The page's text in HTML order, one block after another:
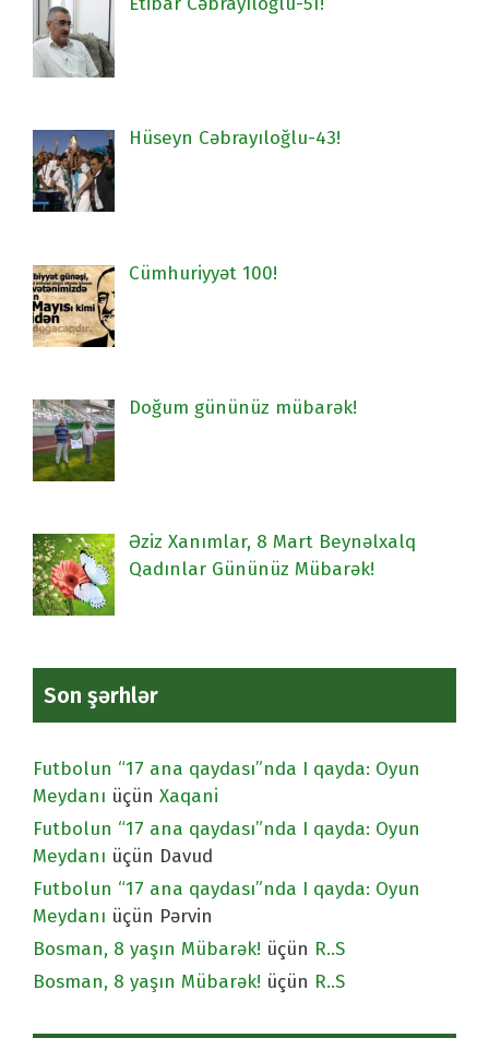
Hüseyn Cəbrayıloğlu-43!
Cümhuriyyət 100!
Doğum gününüz mübarək!
Əziz Xanımlar, 8 Mart Beynəlxalq
Qadınlar Gününüz Mübarək!
Son şərhlər
Futbolun “17 ana qaydası”nda I qayda: Oyun
Meydanı üçün Xaqani
Futbolun “17 ana qaydası”nda I qayda: Oyun
Meydanı üçün Davud
Futbolun “17 ana qaydası”nda I qayda: Oyun
Meydanı üçün Pərvin
Bosman, 8 yaşın Mübarək! üçün R..S
Bosman, 8 yaşın Mübarək! üçün R..S